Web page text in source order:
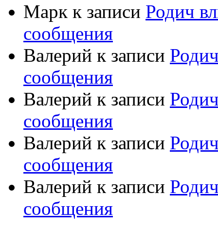
Марк к записи Родич
сообщения
Валерий к записи
сообщения
Валерий к записи
сообщения
Валерий к записи
сообщения
Валерий к записи
сообщения